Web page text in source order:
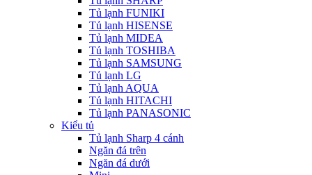
Tủ lạnh FUNIKI
Tủ lạnh HISENSE
Tủ lạnh MIDEA
Tủ lạnh TOSHIBA
Tủ lạnh SAMSUNG
Tủ lạnh LG
Tủ lạnh AQUA
Tủ lạnh HITACHI
Tủ lạnh PANASONIC
Kiểu tủ
Tủ lạnh Sharp 4 cánh
Ngăn đá trên
Ngăn đá dưới